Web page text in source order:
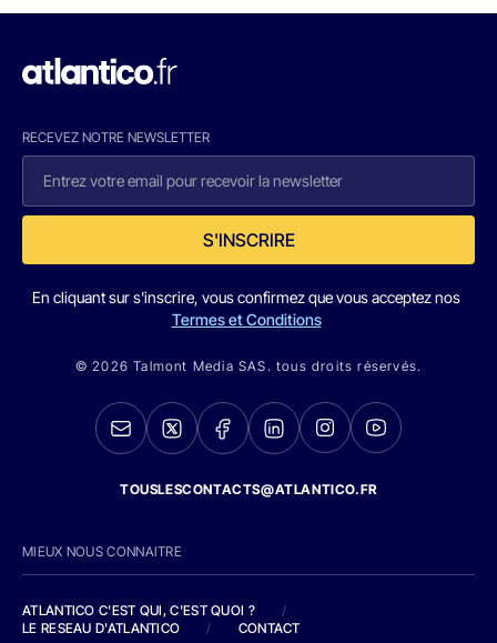
RECEVEZ NOTRE NEWSLETTER
S'INSCRIRE
En cliquant sur s'inscrire, vous confirmez que vous acceptez nos
Termes et Conditions
© 2026 Talmont Media SAS. tous droits réservés.
TOUSLESCONTACTS@ATLANTICO.FR
MIEUX NOUS CONNAITRE
ATLANTICO C'EST QUI, C'EST QUOI ?
/
LE RESEAU D'ATLANTICO
/ CONTACT